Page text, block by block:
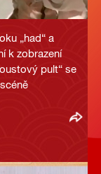
„had“ a
k zobrazení
pult“ se